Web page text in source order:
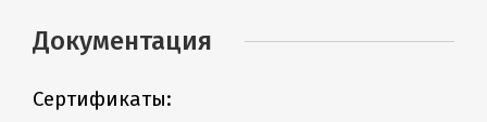
Документация
Сертификаты: